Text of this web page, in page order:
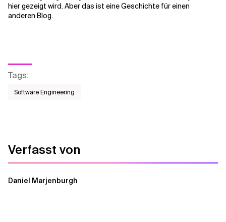
hier gezeigt wird. Aber das ist eine Geschichte für einen
anderen Blog.
Tags:
Software Engineering
Verfasst von
Daniel Marjenburgh